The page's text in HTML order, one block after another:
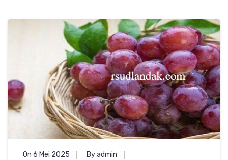
On 6 Mei 2025
By admin